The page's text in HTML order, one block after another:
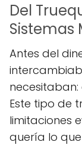
Del
Sistemas
Antes del
necesitaban:
Este tipo de
limitaciones
quería lo